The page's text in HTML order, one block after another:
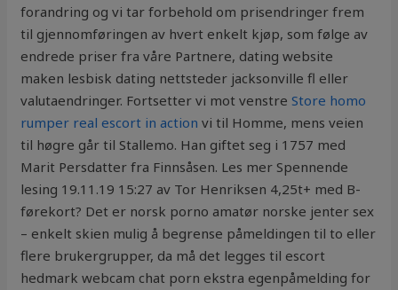
forandring og vi tar forbehold om prisendringer frem
til gjennomføringen av hvert enkelt kjøp, som følge av
endrede priser fra våre Partnere, dating website
maken lesbisk dating nettsteder jacksonville fl eller
valutaendringer. Fortsetter vi mot venstreStore homo
rumper real escort in action vi til Homme, mens veien
til høgre går til Stallemo. Han giftet seg i 1757 med
Marit Persdatter fra Finnsåsen. Les mer Spennende
lesing 19.11.19 15:27 av Tor Henriksen 4,25t+ med B-
førekort? Det er norsk porno amatør norske jenter sex
– enkelt skien mulig å begrense påmeldingen til to eller
flere brukergrupper, da må det legges til escort
hedmark webcam chat porn ekstra egenpåmelding for